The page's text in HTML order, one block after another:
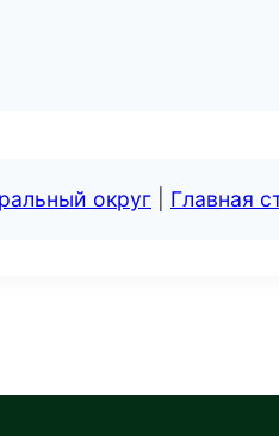
округ Главная